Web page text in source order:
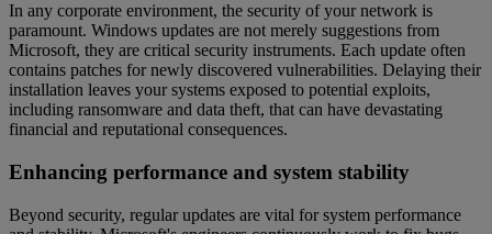
In any corporate environment, the security of your network is
paramount. Windows updates are not merely suggestions from
Microsoft, they are critical security instruments. Each update often
contains patches for newly discovered vulnerabilities. Delaying their
installation leaves your systems exposed to potential exploits,
including ransomware and data theft, that can have devastating
financial and reputational consequences.
Enhancing performance and system stability
Beyond security, regular updates are vital for system performance